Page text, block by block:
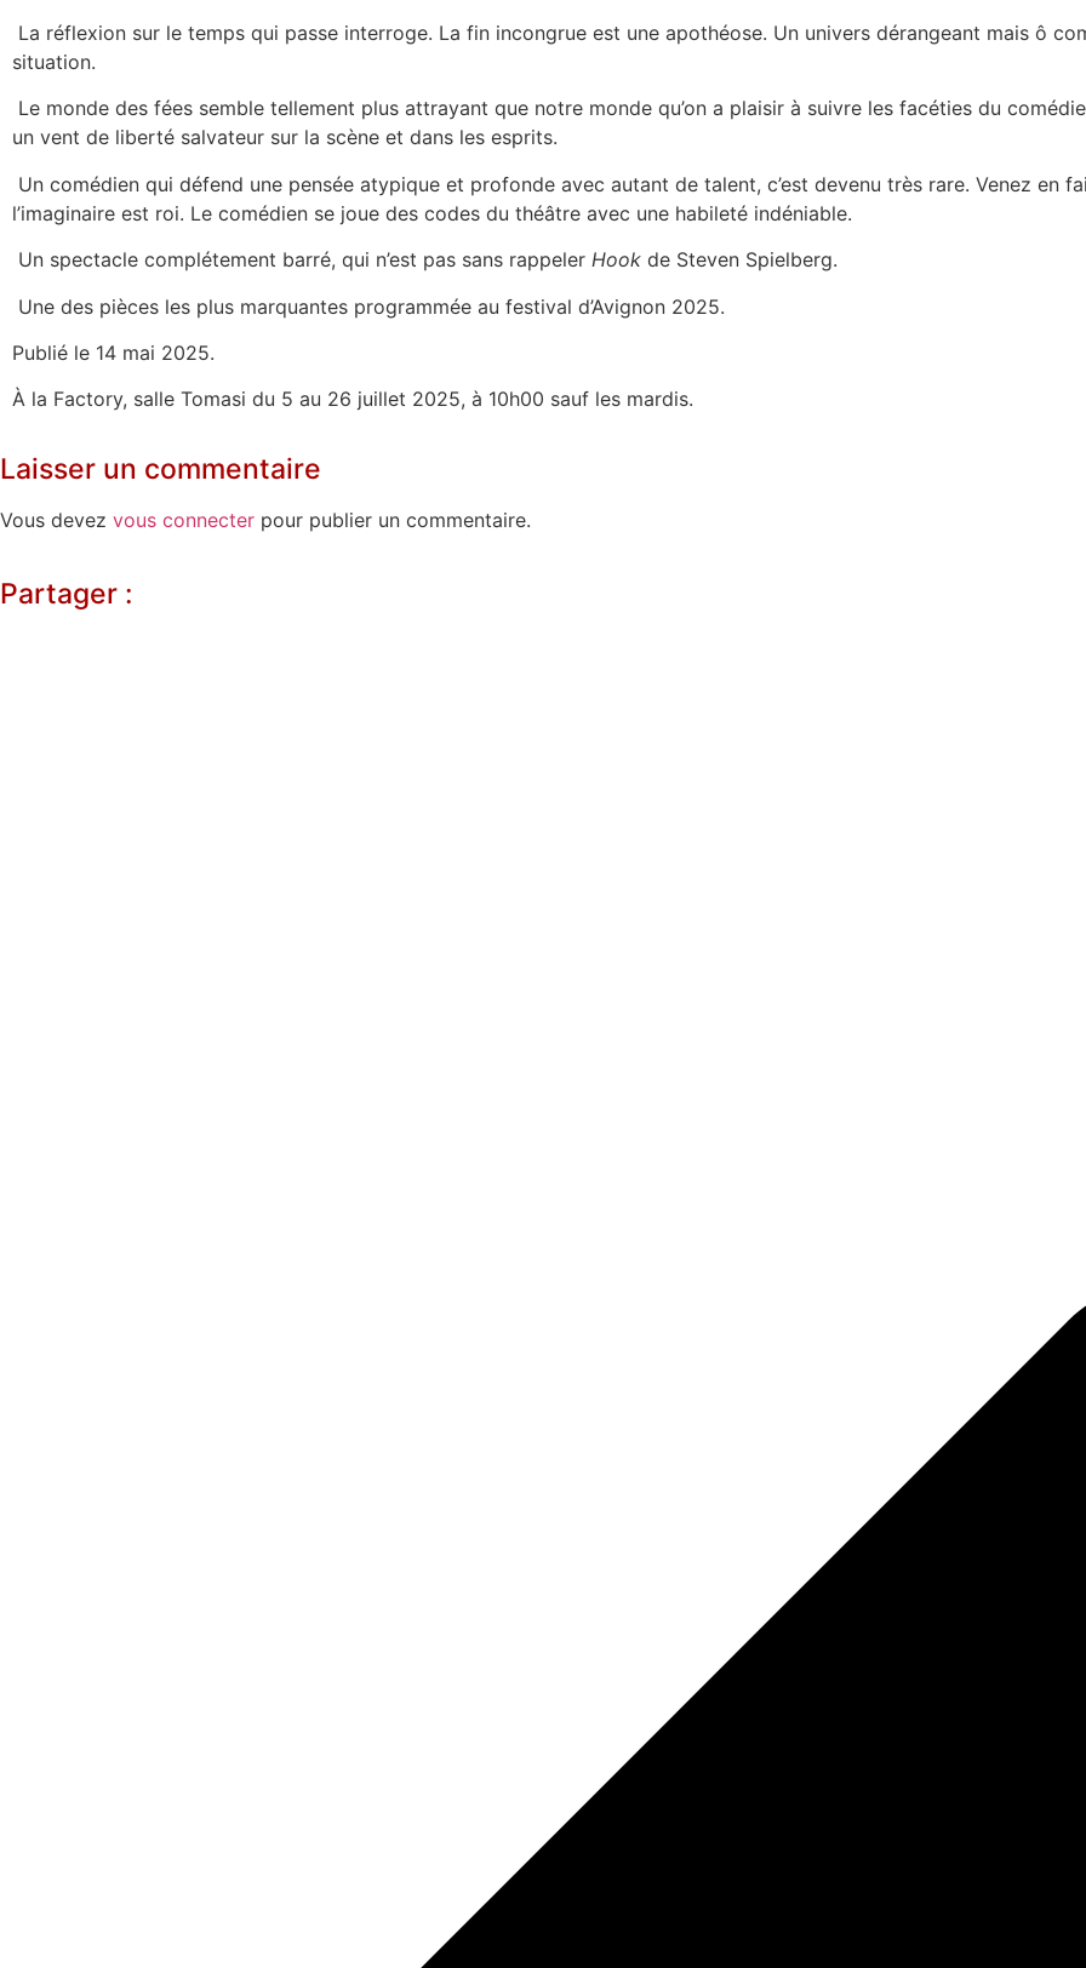
La réflexion sur le temps qui passe interroge. La fin incongrue est une apothéose. Un univers dérangeant mais ô
situation.
Le monde des fées semble tellement plus attrayant que notre monde qu’on a plaisir à suivre les facéties du
un vent de liberté salvateur sur la scène et dans les esprits.
Un comédien qui défend une pensée atypique et profonde avec autant de talent, c’est devenu très rare. Venez en
l’imaginaire est roi. Le comédien se joue des codes du théâtre avec une habileté indéniable.
Un spectacle complétement barré, qui n’est pas sans rappeler Hook de Steven Spielberg.
Une des pièces les plus marquantes programmée au festival d’Avignon 2025.
Publié le 14 mai 2025.
À la Factory, salle Tomasi du 5 au 26 juillet 2025, à 10h00 sauf les mardis.
Laisser un commentaire
Vous devez vous connecter pour publier un commentaire.
Partager :